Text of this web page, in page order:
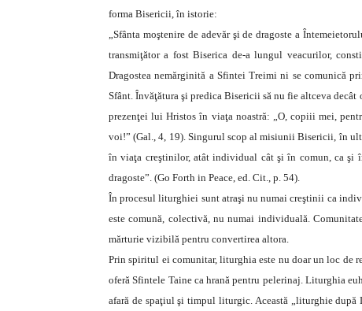
forma Bisericii, în istorie:
„Sfânta moştenire de adevăr şi de dragoste a
transmiţător a fost Biserica de-a lungul veacurilor,
Dragostea nemărginită a Sfintei Treimi ni se comunică
Sfânt. Învăţătura şi predica Bisericii să nu fie altceva
prezenţei lui Hristos în viaţa noastră: „O, copiii mei,
voi!” (Gal., 4, 19). Singurul scop al misiunii Bisericii, în
în viaţa creştinilor, atât individual cât şi în comun, ca şi
dragoste”. (Go Forth in Peace, ed. Cit., p. 54).
În procesul liturghiei sunt atraşi nu numai creştinii ca
este comună, colectivă, nu numai individuală.
mărturie vizibilă pentru convertirea altora.
Prin spiritul ei comunitar, liturghia este nu doar un loc de
oferă Sfintele Taine ca hrană pentru pelerinaj. Liturghia
afară de spaţiul şi timpul liturgic. Această „liturghie după